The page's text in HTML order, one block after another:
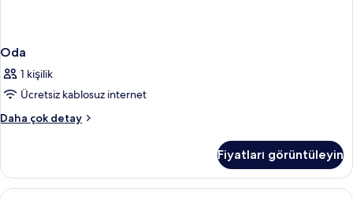
Oda
1 kişilik
Ücretsiz kablosuz internet
Daha çok detay
Oda
detay
Fiyatları görüntüleyin